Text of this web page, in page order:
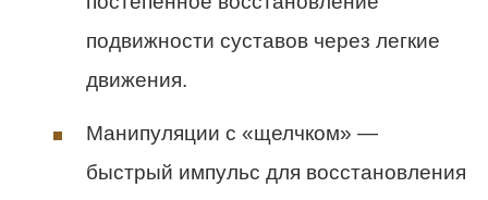
подвижности суставов через легкие
движения.
Манипуляции с «щелчком» —
быстрый импульс для восстановления